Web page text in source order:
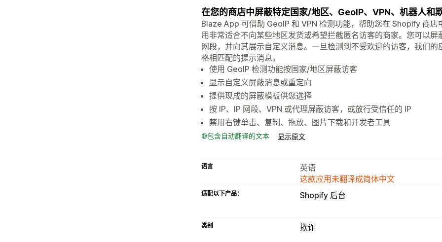
在您的商店中屏蔽特定国家/地区、GeoIP、VPN、机器人和
Blaze App 可借助 GeoIP 和 VPN 检测功能，帮助您在 Shopify 商
用非常适合不向某些地区发货或希望拦截匿名访客的商家。您可以
网段，并向其展示自定义消息。一旦检测到不受欢迎的访客，我们
格相匹配的提示消息。
使用 GeoIP 检测功能按国家/地区屏蔽访客
显示自定义屏蔽消息或重定向
提供现成的屏蔽模板供您选择
按 IP、IP 网段、VPN 或代理屏蔽访客，或放行受信任的 IP
禁用右键单击、复制、拖放、图片下载和开发者工具
包含自动翻译的文本 显示原文
语言
英语
这款应用未翻译成简体中文
适配以下产品： Shopify 后台
类别 欺诈